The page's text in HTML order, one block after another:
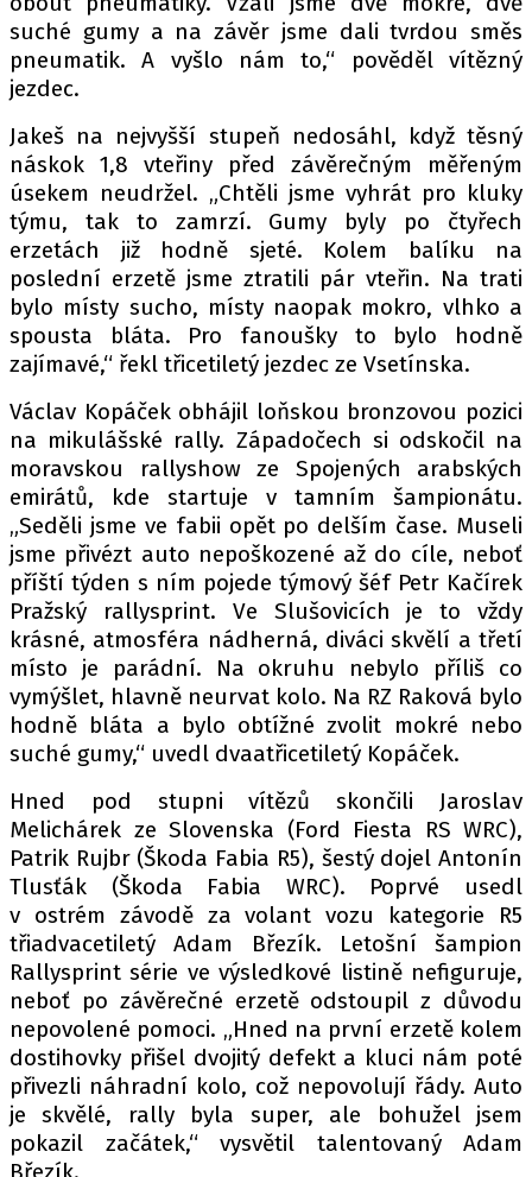
suché gumy a na závěr jsme dali tvrdou směs
pneumatik. A vyšlo nám to,“ pověděl vítězný
jezdec.
Jakeš na nejvyšší stupeň nedosáhl, když těsný
náskok 1,8 vteřiny před závěrečným měřeným
úsekem neudržel. „Chtěli jsme vyhrát pro kluky
týmu, tak to zamrzí. Gumy byly po čtyřech
erzetách již hodně sjeté. Kolem balíku na
poslední erzetě jsme ztratili pár vteřin. Na trati
bylo místy sucho, místy naopak mokro, vlhko a
spousta bláta. Pro fanoušky to bylo hodně
zajímavé,“ řekl třicetiletý jezdec ze Vsetínska.
Václav Kopáček obhájil loňskou bronzovou pozici
na mikulášské rally. Západočech si odskočil na
moravskou rallyshow ze Spojených arabských
emirátů, kde startuje v tamním šampionátu.
„Seděli jsme ve fabii opět po delším čase. Museli
jsme přivézt auto nepoškozené až do cíle, neboť
příští týden s ním pojede týmový šéf Petr Kačírek
Pražský rallysprint. Ve Slušovicích je to vždy
krásné, atmosféra nádherná, diváci skvělí a třetí
místo je parádní. Na okruhu nebylo příliš co
vymýšlet, hlavně neurvat kolo. Na RZ Raková bylo
hodně bláta a bylo obtížné zvolit mokré nebo
suché gumy,“ uvedl dvaatřicetiletý Kopáček.
Hned pod stupni vítězů skončili Jaroslav
Melichárek ze Slovenska (Ford Fiesta RS WRC),
Patrik Rujbr (Škoda Fabia R5), šestý dojel Antonín
Tlusťák (Škoda Fabia WRC). Poprvé usedl
v ostrém závodě za volant vozu kategorie R5
třiadvacetiletý Adam Březík. Letošní šampion
Rallysprint série ve výsledkové listině nefiguruje,
neboť po závěrečné erzetě odstoupil z důvodu
nepovolené pomoci. „Hned na první erzetě kolem
dostihovky přišel dvojitý defekt a kluci nám poté
přivezli náhradní kolo, což nepovolují řády. Auto
je skvělé, rally byla super, ale bohužel jsem
pokazil začátek,“ vysvětil talentovaný Adam